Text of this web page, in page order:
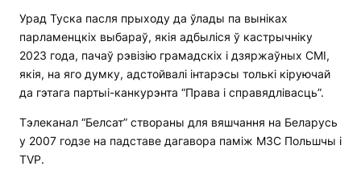
Урад Туска пасля прыходу да ўлады па выніках
парламенцкіх выбараў, якія адбыліся ў кастрычніку
2023 года, пачаў рэвізію грамадскіх і дзяржаўных СМІ,
якія, на яго думку, адстойвалі інтарэсы толькі кіруючай
да гэтага партыі-канкурэнта “Права і справядлівасць”.
Тэлеканал “Белсат” створаны для вяшчання на Беларусь
у 2007 годзе на падставе дагавора паміж МЗС Польшчы і
TVP.